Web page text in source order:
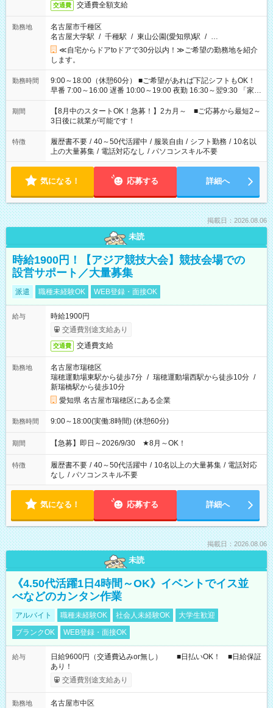
交通費 交通費全額支給
勤務地
名古屋市千種区
名古屋大学駅 / 千種駅 / 東山公園(愛知県)駅 / …
≪自宅からドアtoドアで30分以内！≫ご希望の勤務地を紹介
します。
勤務時間
9:00～18:00（休憩60分） ■ご希望があれば下記シフトもOK！
早番 7:00～16:00 遅番 10:00～19:00 夜勤 16:30～翌9:30 「家族
と休みを合わせたい」 「余裕を持って夕飯の準備がしたい」
「できれば残業はしたくない」 など、ご希望を教えてください
ね。 ※Wワーク希望の方へ 今ご覧のお仕事で希望する勤務時間
と、もう1つのお仕事の勤務時間。 合計で週40時間を超える場
合は応募できません。
期間
【8月中のスタートOK！急募！】2カ月～ ■ご応募から最短2～
3日後に就業が可能です！
特徴 履歴書不要 / 40～50代活躍中 / 服装自由 / シフト勤務 / 10名以
上の大量募集 / 電話対応なし / パソコンスキル不要
気になる！ 応募する 詳細へ
掲載日：2026.08.06
未読
時給1900円！【アジア競技大会】競技会場での
設営サポート／大量募集
派遣 職種未経験OK WEB登録・面接OK
給与
時給1900円
交通費別途支給あり
交通費 交通費支給
勤務地
名古屋市瑞穂区
瑞穂運動場東駅から徒歩7分 / 瑞穂運動場西駅から徒歩10分 /
新瑞橋駅から徒歩10分
愛知県 名古屋市瑞穂区にある企業
勤務時間 9:00～18:00(実働:8時間) (休憩60分)
期間 【急募】即日～2026/9/30 ★8月～OK！
特徴 履歴書不要 / 40～50代活躍中 / 10名以上の大量募集 / 電話対応
なし / パソコンスキル不要
気になる！ 応募する 詳細へ
掲載日：2026.08.06
未読
《4.50代活躍1日4時間～OK》イベントでイス並
べなどのカンタン作業
アルバイト 職種未経験OK 社会人未経験OK
大学生歓迎
ブランクOK
WEB登録・面接OK
給与
日給9600円（交通費込みor無し） ■日払いOK！ ■日給保証
あり！
交通費別途支給あり
勤務地
名古屋市中区